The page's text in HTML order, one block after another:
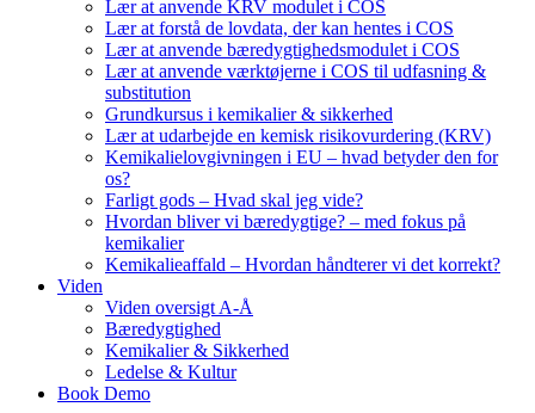
Lær at anvende KRV modulet i COS
Lær at forstå de lovdata, der kan hentes i COS
Lær at anvende bæredygtighedsmodulet i COS
Lær at anvende værktøjerne i COS til udfasning &
substitution
Grundkursus i kemikalier & sikkerhed
Lær at udarbejde en kemisk risikovurdering (KRV)
Kemikalielovgivningen i EU – hvad betyder den for
os?
Farligt gods – Hvad skal jeg vide?
Hvordan bliver vi bæredygtige? – med fokus på
kemikalier
Kemikalieaffald – Hvordan håndterer vi det korrekt?
Viden
Viden oversigt A-Å
Bæredygtighed
Kemikalier & Sikkerhed
Ledelse & Kultur
Book Demo